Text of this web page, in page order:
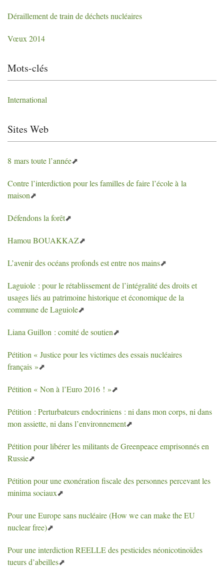
Déraillement de train de déchets nucléaires
Vœux 2014
Mots-clés
International
Sites Web
8 mars toute l’année
Contre l’interdiction pour les familles de faire l’école à la
maison
Défendons la forêt
Hamou BOUAKKAZ
L’avenir des océans profonds est entre nos mains
Laguiole : pour le rétablissement de l’intégralité des droits et
usages liés au patrimoine historique et économique de la
commune de Laguiole
Liana Guillon : comité de soutien
Pétition « Justice pour les victimes des essais nucléaires
français »
Pétition « Non à l’Euro 2016 ! »
Pétition : Perturbateurs endocriniens : ni dans mon corps, ni dans
mon assiette, ni dans l’environnement
Pétition pour libérer les militants de Greenpeace emprisonnés en
Russie
Pétition pour une exonération fiscale des personnes percevant les
minima sociaux
Pour une Europe sans nucléaire (How we can make theEU
nuclear free)
Pour une interdiction REELLEdes pesticides néonicotinoïdes
tueurs d’abeilles